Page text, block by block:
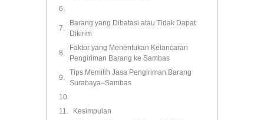
Barang yang Dibatasi atau Tidak Dapat
Dikirim
Faktor yang Menentukan Kelancaran
Pengiriman Barang ke Sambas
Tips Memilih Jasa Pengiriman Barang
Surabaya–Sambas
Kesimpulan